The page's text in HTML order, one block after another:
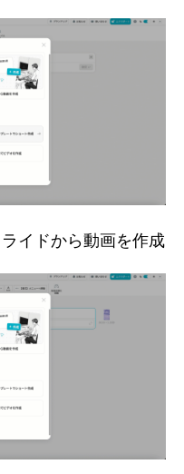
イドから動画を作成